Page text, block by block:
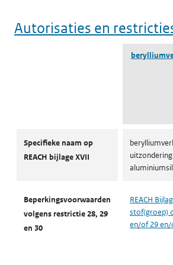
Autorisaties en
Specifieke naam op
REACH bijlage XVII
Beperkingsvoorwaarden
volgens restrictie 28, 29
en 30
REACH
stof(groep)
en/of 29 en/